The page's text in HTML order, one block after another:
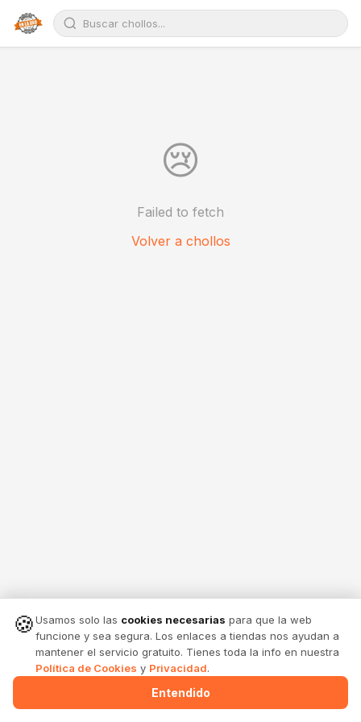
😢
Failed to fetch
Volver a chollos
Menu Alertas Comparte Entrar
🍪Usamos solo las cookies necesarias para que la web
funcione y sea segura. Los enlaces a tiendas nos ayudan a
mantener el servicio gratuito. Tienes toda la info en nuestra
Política de Cookies y Privacidad.
Entendido